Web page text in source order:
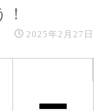
2025年2月27日